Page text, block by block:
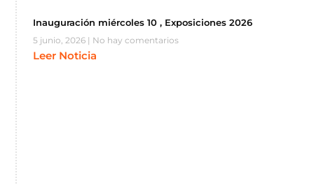
Inauguración miércoles 10 , Exposiciones 2026
5 junio, 2026 No hay comentarios
Leer Noticia